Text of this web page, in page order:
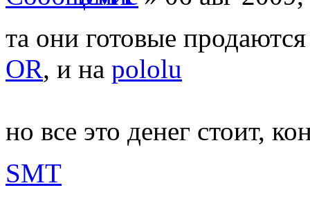
та они готовые
OR, и на pololu
но все это денег стоит,
SMT